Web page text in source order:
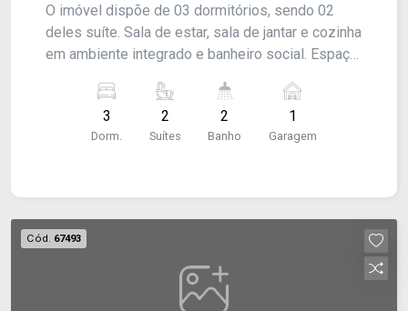
O imóvel dispõe de 03 dormitórios, sendo 02
deles suíte. Sala de estar, sala de jantar e cozinha
em ambiente integrado e banheiro social. Espaço
garagem para 01 carro. Imóvel possui energia
solar, área de luz e ar-condicionados.
Acabamento: Laje e piso frio. - Aceita
3
Dorm.
2
Suítes
2
Banho
1
Garagem
Cód. 67493